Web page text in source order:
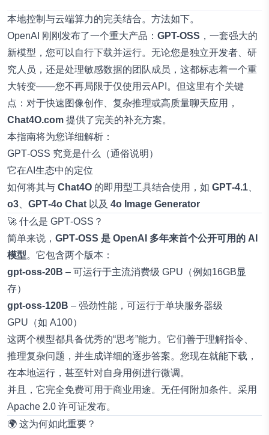
本地控制与云端算力的完美结合。方法如下。
OpenAI 刚刚发布了一个重大产品： GPT-OSS ，一套强大的
新模型，您可以自行下载并运行。无论您是独立开发者、研
究人员，还是处理敏感数据的团队成员，这都标志着一个重
大转变——您不再局限于仅使用云API。但这里有个关键
点：对于快速图像创作、复杂推理或高质量聊天应用，
Chat4O.com 提供了完美的补充方案。
本指南将为您详细解析：
GPT‑OSS 究竟是什么（通俗说明）
它在AI生态中的定位
如何将其与 Chat4O 的即用型工具结合使用，如 GPT‑4.1
o3
GPT‑4o Chat 以及 4o Image Generator
🚀 什么是 GPT‑OSS？
简单来说， GPT‑OSS 是 OpenAI 多年来首个公开可用的 AI
模型。它包含两个版本：
gpt-oss-20B – 可运行于主流消费级 GPU（例如16GB显
存）
gpt-oss-120B – 强劲性能，可运行于单块服务器级
GPU（如 A100）
这两个模型都具备优秀的“思考”能力。它们善于理解指令、
推理复杂问题，并生成详细的逐步答案。您现在就能下载，
在本地运行，甚至针对自身用例进行微调。
并且，它完全免费可用于商业用途。无任何附加条件。采用
Apache 2.0 许可证发布。
🌍 这为何如此重要？